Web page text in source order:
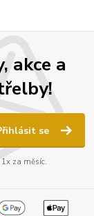
akce a
se
za měsíc.